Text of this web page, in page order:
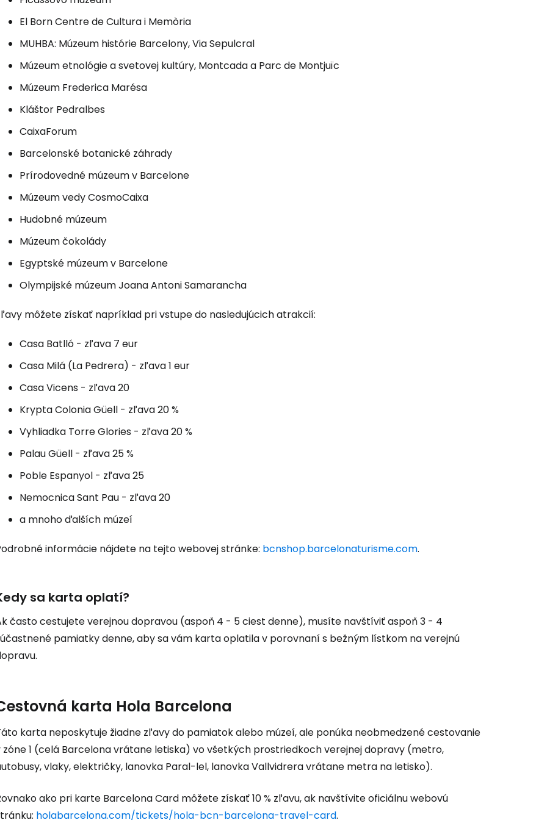
El Born Centre de Cultura i Memòria
MUHBA: Múzeum histórie Barcelony, Via Sepulcral
Múzeum etnológie a svetovej kultúry, Montcada a Parc de Montjuïc
Múzeum Frederica Marésa
Kláštor Pedralbes
CaixaForum
Barcelonské botanické záhrady
Prírodovedné múzeum v Barcelone
Múzeum vedy CosmoCaixa
Hudobné múzeum
Múzeum čokolády
Egyptské múzeum v Barcelone
Olympijské múzeum Joana Antoni Samarancha
môžete získať napríklad pri vstupe do nasledujúcich atrakcií:
Casa Batlló - zľava 7 eur
Casa Milá (La Pedrera) - zľava 1 eur
Casa Vicens - zľava 20
Krypta Colonia Güell - zľava 20 %
Vyhliadka Torre Glories - zľava 20 %
Palau Güell - zľava 25 %
Poble Espanyol - zľava 25
Nemocnica Sant Pau - zľava 20
a mnoho ďalších múzeí
informácie nájdete na tejto webovej stránke: bcnshop.barcelonaturisme.com.
sa karta oplatí?
často cestujete verejnou dopravou (aspoň 4 - 5 ciest denne), musíte navštíviť aspoň 3 - 4
pamiatky denne, aby sa vám karta oplatila v porovnaní s bežným lístkom na verejnú
karta Hola Barcelona
karta neposkytuje žiadne zľavy do pamiatok alebo múzeí, ale ponúka neobmedzené cestovanie
zóne 1 (celá Barcelona vrátane letiska) vo všetkých prostriedkoch verejnej dopravy (metro,
vlaky, električky, lanovka Paral-lel, lanovka Vallvidrera vrátane metra na letisko).
ako pri karte Barcelona Card môžete získať 10 % zľavu, ak navštívite oficiálnu webovú
holabarcelona.com/tickets/hola-bcn-barcelona-travel-card.